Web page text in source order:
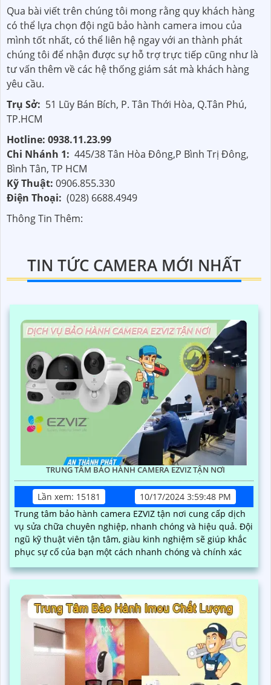
Qua bài viết trên chúng tôi mong rằng quy khách hàng
có thể lựa chọn đội ngũ bảo hành camera imou của
mình tốt nhất, có thể liên hệ ngay với an thành phát
chúng tôi để nhận được sự hỗ trợ trực tiếp cũng như là
tư vấn thêm về các hệ thống giám sát mà khách hàng
yêu cầu.
Trụ Sở: 51 Lũy Bán Bích, P. Tân Thới Hòa, Q.Tân Phú,
TP.HCM
Hotline: 0938.11.23.99
Chi Nhánh 1: 445/38 Tân Hòa Đông,P Bình Trị Đông,
Bình Tân, TP HCM
Kỹ Thuật: 0906.855.330
Điện Thoại: (028) 6688.4949
Thông Tin Thêm:
TIN TỨC CAMERA MỚI NHẤT
TRUNG TÂM BẢO HÀNH CAMERA EZVIZ TẬN NƠI
Lần xem: 15181
10/17/2024 3:59:48 PM
Trung tâm bảo hành camera EZVIZ tận nơi cung cấp dịch
vụ sửa chữa chuyên nghiệp, nhanh chóng và hiệu quả. Đội
ngũ kỹ thuật viên tận tâm, giàu kinh nghiệm sẽ giúp khắc
phục sự cố của bạn một cách nhanh chóng và chính xác